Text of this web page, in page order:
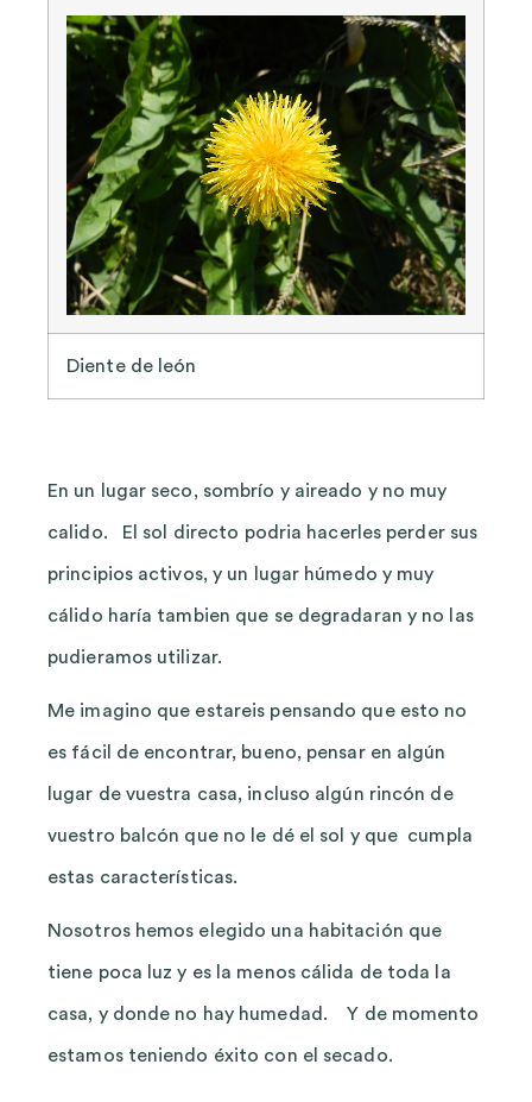
Diente de león
En un lugar seco, sombrío y aireado y no muy
calido. El sol directo podria hacerles perder sus
principios activos, y un lugar húmedo y muy
cálido haría tambien que se degradaran y no las
pudieramos utilizar.
Me imagino que estareis pensando que esto no
es fácil de encontrar, bueno, pensar en algún
lugar de vuestra casa, incluso algún rincón de
vuestro balcón que no le dé el sol y que cumpla
estas características.
Nosotros hemos elegido una habitación que
tiene poca luz y es la menos cálida de toda la
casa, y donde no hay humedad. Y de momento
estamos teniendo éxito con el secado.